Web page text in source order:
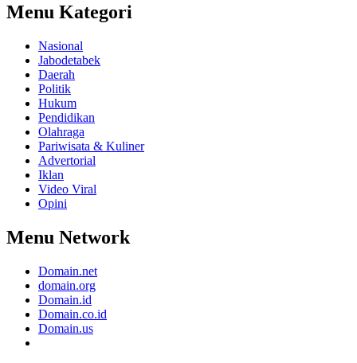
Menu Kategori
Nasional
Jabodetabek
Daerah
Politik
Hukum
Pendidikan
Olahraga
Pariwisata & Kuliner
Advertorial
Iklan
Video Viral
Opini
Menu Network
Domain.net
domain.org
Domain.id
Domain.co.id
Domain.us